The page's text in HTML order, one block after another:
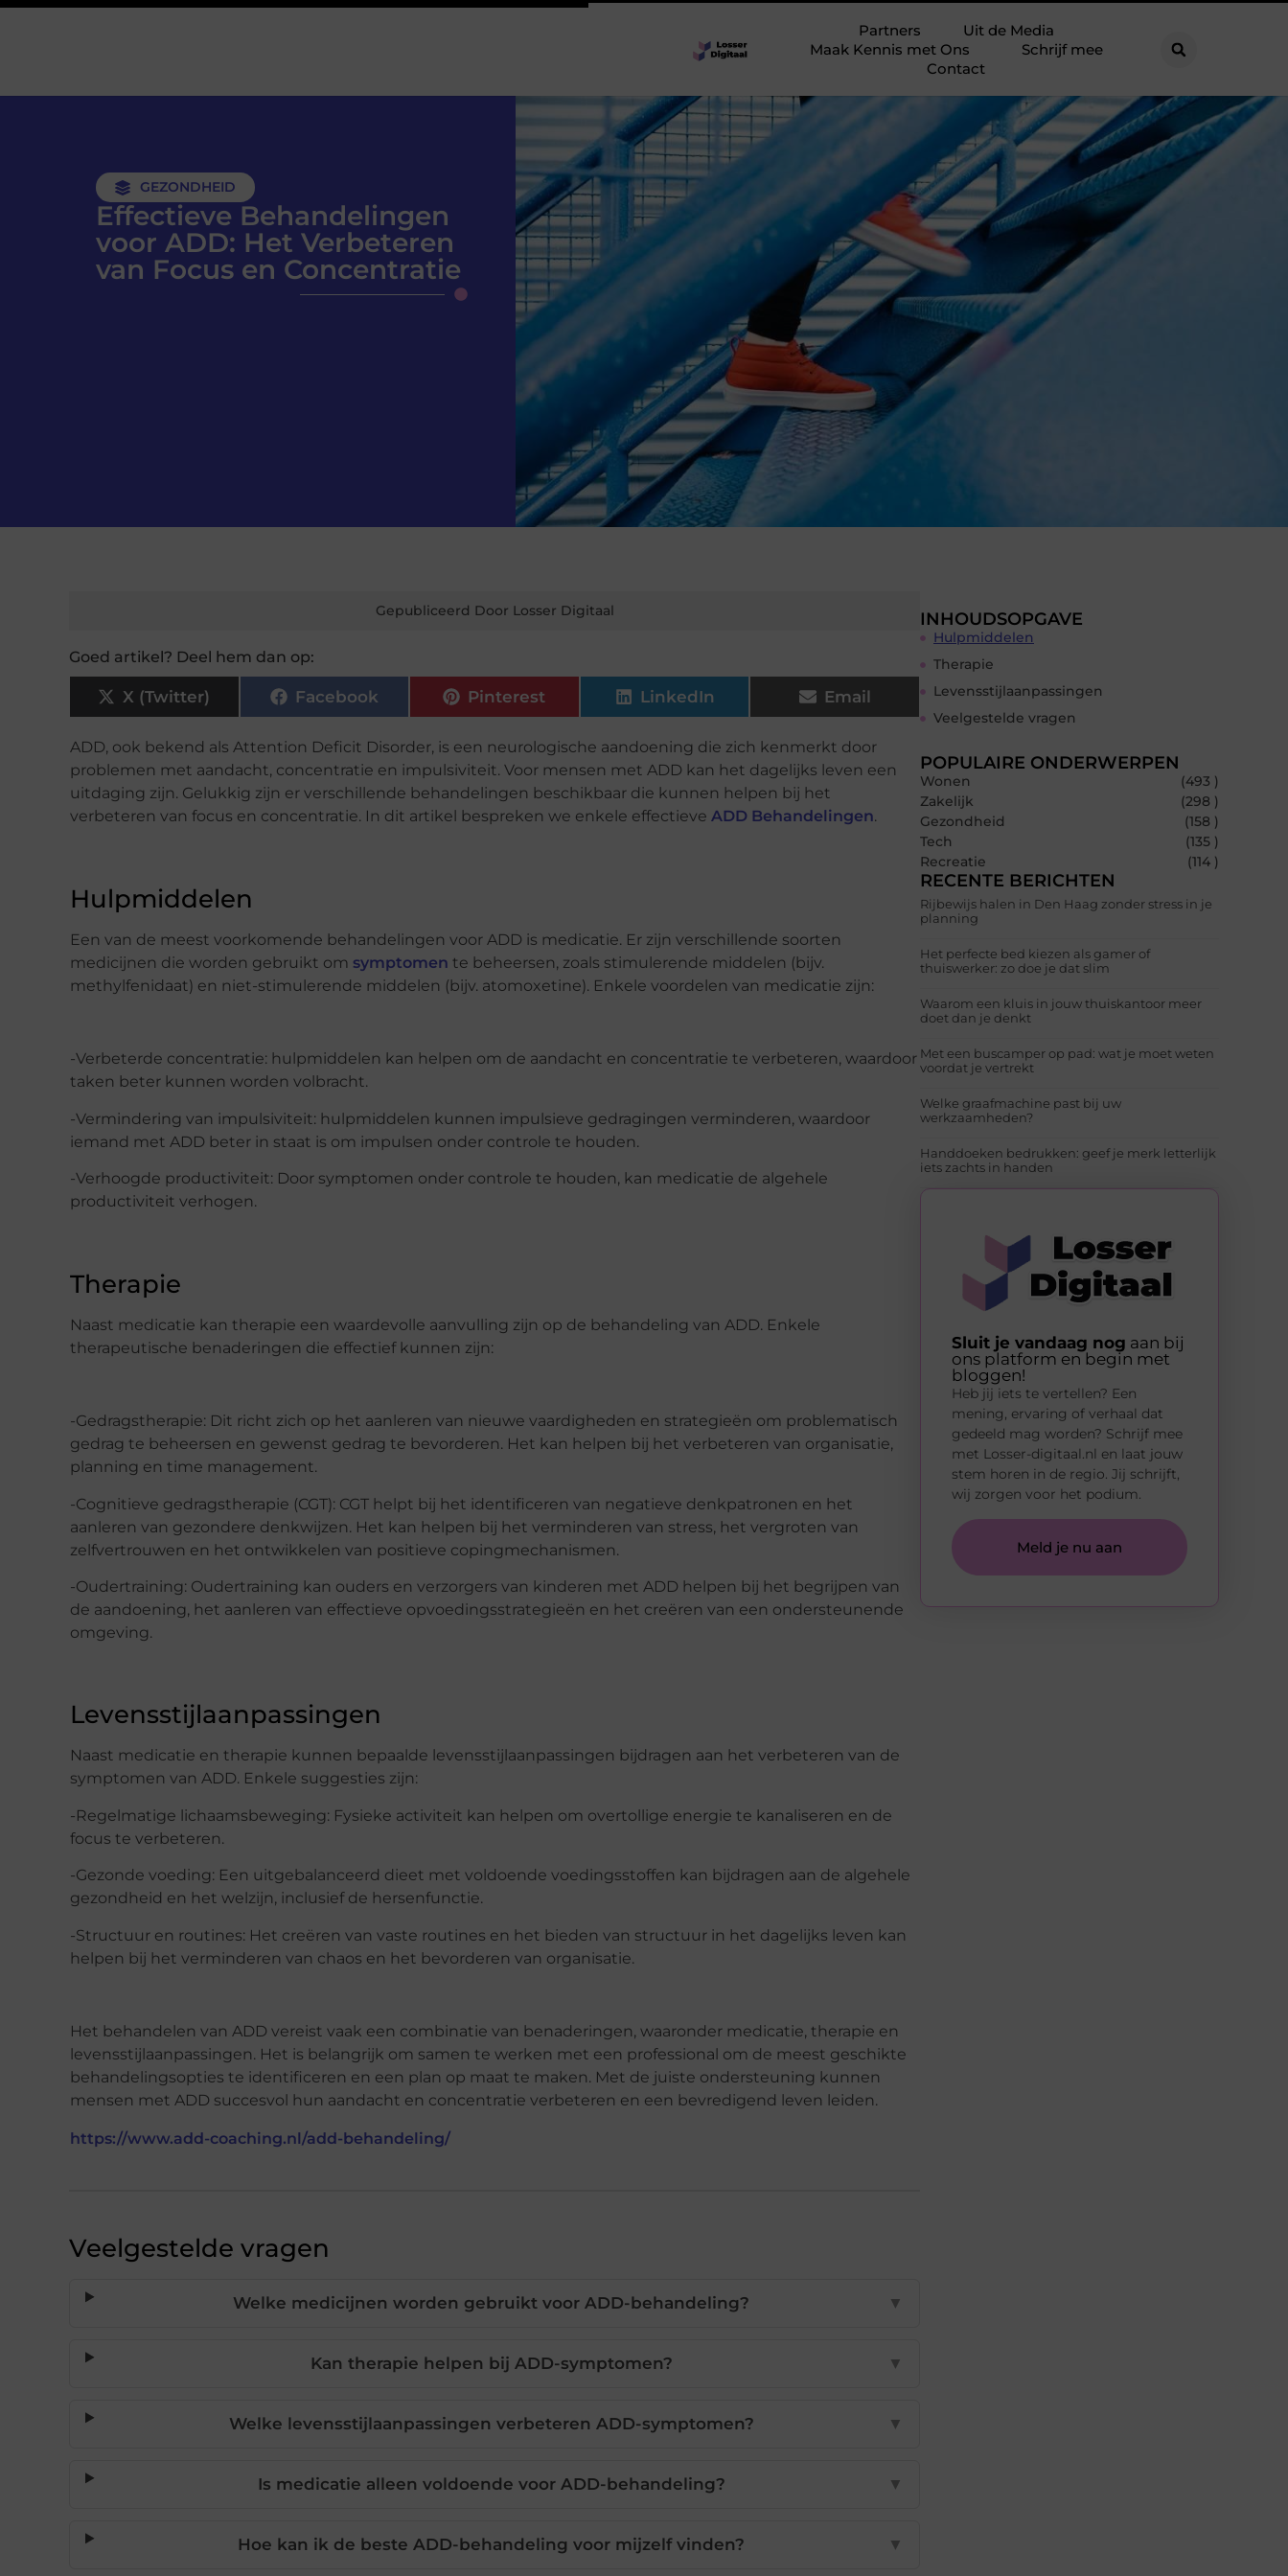
Partners
Uit de Media
Maak Kennis met Ons
Schrijf mee
Contact
GEZONDHEID
Effectieve Behandelingen
voor ADD: Het Verbeteren
van Focus en Concentratie
Gepubliceerd Door Losser Digitaal
Goed artikel? Deel hem dan op:
X (Twitter) Facebook Pinterest LinkedIn Email
ADD, ook bekend als Attention Deficit Disorder, is een neurologische aandoening die zich kenmerkt door
problemen met aandacht, concentratie en impulsiviteit. Voor mensen met ADD kan het dagelijks leven een
uitdaging zijn. Gelukkig zijn er verschillende behandelingen beschikbaar die kunnen helpen bij het
verbeteren van focus en concentratie. In dit artikel bespreken we enkele effectieve ADD Behandelingen.
Hulpmiddelen
Een van de meest voorkomende behandelingen voor ADD is medicatie. Er zijn verschillende soorten
medicijnen die worden gebruikt om symptomen te beheersen, zoals stimulerende middelen (bijv.
methylfenidaat) en niet-stimulerende middelen (bijv. atomoxetine). Enkele voordelen van medicatie zijn:
-Verbeterde concentratie: hulpmiddelen kan helpen om de aandacht en concentratie te verbeteren, waardoor
taken beter kunnen worden volbracht.
-Vermindering van impulsiviteit: hulpmiddelen kunnen impulsieve gedragingen verminderen, waardoor
iemand met ADD beter in staat is om impulsen onder controle te houden.
-Verhoogde productiviteit: Door symptomen onder controle te houden, kan medicatie de algehele
productiviteit verhogen.
Therapie
Naast medicatie kan therapie een waardevolle aanvulling zijn op de behandeling van ADD. Enkele
therapeutische benaderingen die effectief kunnen zijn:
-Gedragstherapie: Dit richt zich op het aanleren van nieuwe vaardigheden en strategieën om problematisch
gedrag te beheersen en gewenst gedrag te bevorderen. Het kan helpen bij het verbeteren van organisatie,
planning en time management.
-Cognitieve gedragstherapie (CGT): CGT helpt bij het identificeren van negatieve denkpatronen en het
aanleren van gezondere denkwijzen. Het kan helpen bij het verminderen van stress, het vergroten van
zelfvertrouwen en het ontwikkelen van positieve copingmechanismen.
-Oudertraining: Oudertraining kan ouders en verzorgers van kinderen met ADD helpen bij het begrijpen van
de aandoening, het aanleren van effectieve opvoedingsstrategieën en het creëren van een ondersteunende
omgeving.
Levensstijlaanpassingen
Naast medicatie en therapie kunnen bepaalde levensstijlaanpassingen bijdragen aan het verbeteren van de
symptomen van ADD. Enkele suggesties zijn:
-Regelmatige lichaamsbeweging: Fysieke activiteit kan helpen om overtollige energie te kanaliseren en de
focus te verbeteren.
-Gezonde voeding: Een uitgebalanceerd dieet met voldoende voedingsstoffen kan bijdragen aan de algehele
gezondheid en het welzijn, inclusief de hersenfunctie.
-Structuur en routines: Het creëren van vaste routines en het bieden van structuur in het dagelijks leven kan
helpen bij het verminderen van chaos en het bevorderen van organisatie.
Het behandelen van ADD vereist vaak een combinatie van benaderingen, waaronder medicatie, therapie en
levensstijlaanpassingen. Het is belangrijk om samen te werken met een professional om de meest geschikte
behandelingsopties te identificeren en een plan op maat te maken. Met de juiste ondersteuning kunnen
mensen met ADD succesvol hun aandacht en concentratie verbeteren en een bevredigend leven leiden.
https://www.add-coaching.nl/add-behandeling/
Veelgestelde vragen
Welke medicijnen worden gebruikt voor ADD-behandeling? ▼
Kan therapie helpen bij ADD-symptomen? ▼
Welke levensstijlaanpassingen verbeteren ADD-symptomen? ▼
Is medicatie alleen voldoende voor ADD-behandeling? ▼
Hoe kan ik de beste ADD-behandeling voor mijzelf vinden? ▼
INHOUDSOPGAVE
Hulpmiddelen
Therapie
Levensstijlaanpassingen
Veelgestelde vragen
POPULAIRE ONDERWERPEN
Wonen
(493 )
Zakelijk
(298 )
Gezondheid
(158 )
Tech
(135 )
Recreatie
(114 )
RECENTE BERICHTEN
Rijbewijs halen in Den Haag zonder stress in je
planning
Het perfecte bed kiezen als gamer of
thuiswerker: zo doe je dat slim
Waarom een kluis in jouw thuiskantoor meer
doet dan je denkt
Met een buscamper op pad: wat je moet weten
voordat je vertrekt
Welke graafmachine past bij uw
werkzaamheden?
Handdoeken bedrukken: geef je merk letterlijk
iets zachts in handen
Sluit je vandaag nog aan bij
ons platform en begin met
bloggen!
Heb jij iets te vertellen? Een
mening, ervaring of verhaal dat
gedeeld mag worden? Schrijf mee
met Losser-digitaal.nl en laat jouw
stem horen in de regio. Jij schrijft,
wij zorgen voor het podium.
Meld je nu aan